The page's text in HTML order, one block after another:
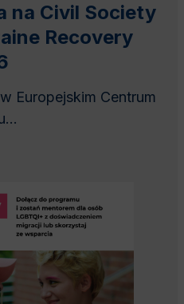
na Civil Society
Recovery
Europejskim Centrum